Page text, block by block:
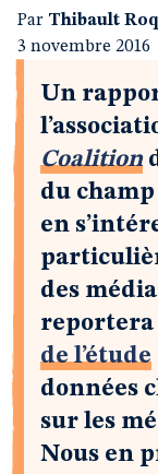
Par Thibault
3 novembre 2016
Un
Coalition
du
en
des
reportera
de l’étude
données
sur les
Nous en